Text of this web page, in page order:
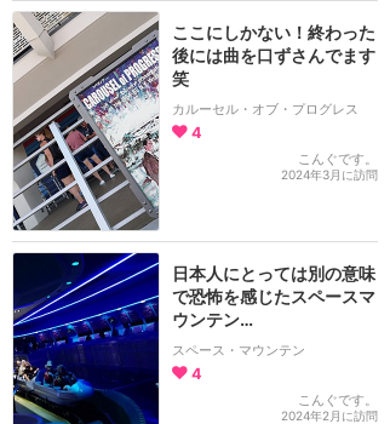
ここにしかない！終わった
後には曲を口ずさんでます
笑
カルーセル・オブ・プログレス
4
こんぐです。
2024年3月に訪問
日本人にとっては別の意味
で恐怖を感じたスペースマ
ウンテン…
スペース・マウンテン
4
こんぐです。
2024年2月に訪問